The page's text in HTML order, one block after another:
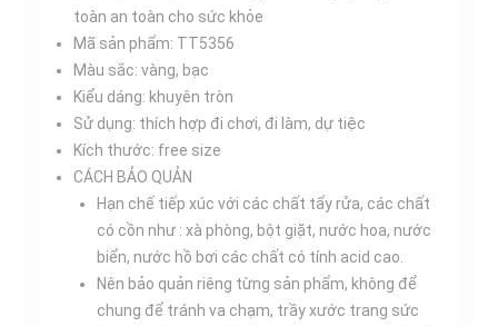
toàn an toàn cho sức khỏe
Mã sản phẩm: TT5356
Màu sắc: vàng, bạc
Kiểu dáng: khuyên tròn
Sử dụng: thích hợp đi chơi, đi làm, dự tiệc
Kích thước: free size
CÁCH BẢO QUẢN
Hạn chế tiếp xúc với các chất tẩy rửa, các chất
có cồn như : xà phòng, bột giặt, nước hoa, nước
biển, nước hồ bơi các chất có tính acid cao.
Nên bảo quản riêng từng sản phẩm, không để
chung để tránh va chạm, trầy xước trang sức